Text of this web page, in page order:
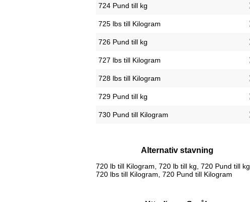
724 Pund till kg
725 lbs till Kilogram
726 Pund till kg
727 lbs till Kilogram
728 lbs till Kilogram
729 Pund till kg
730 Pund till Kilogram
Alternativ stavning
720 lb till Kilogram, 720 lb till kg, 720 Pund till kg,
720 lbs till Kilogram, 720 Pund till Kilogram